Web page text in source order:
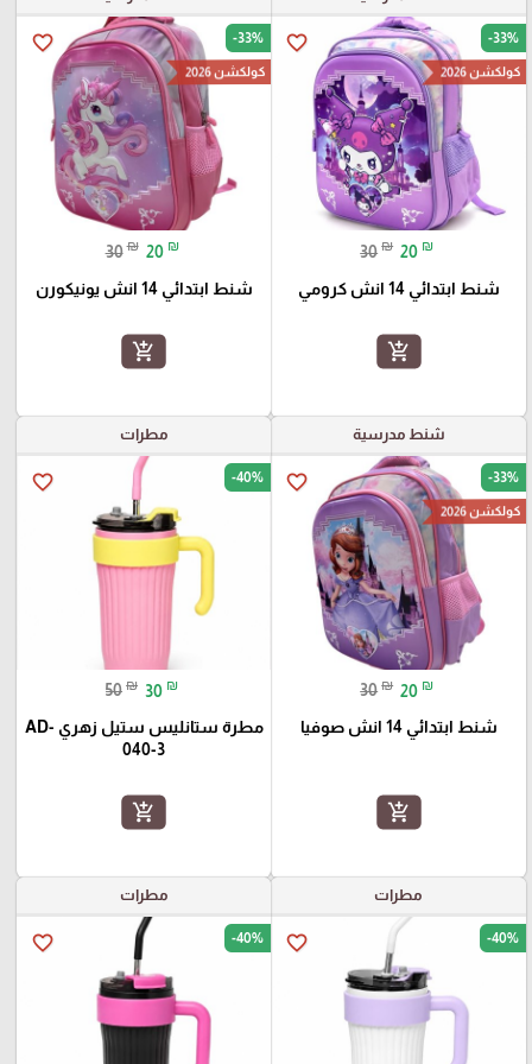
favorite_border -33%
كولكشن 2026
30 ₪ 20 ₪
شنط ابتدائي 14 انش كرومي
add_shopping_cart
favorite_border -33%
كولكشن 2026
30 ₪ 20 ₪
شنط ابتدائي 14 انش يونيكورن
add_shopping_cart
شنط مدرسية
favorite_border -33%
كولكشن 2026
30 ₪ 20 ₪
شنط ابتدائي 14 انش صوفيا
add_shopping_cart
مطرات
favorite_border -40%
50 ₪ 30 ₪
مطرة ستانليس ستيل زهري AD-
040-3
add_shopping_cart
مطرات
favorite_border -40%
مطرات
favorite_border -40%